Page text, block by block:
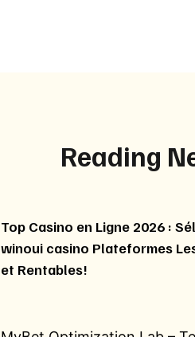
Reading
Top Casino en Ligne 2026 :
winoui casino Plateformes
et Rentables!